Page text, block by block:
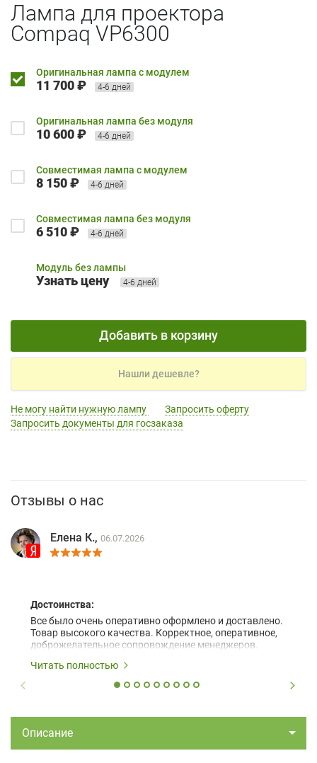
Лампа для проектора
Compaq VP6300
Оригинальная лампа с модулем
11 700 ₽ 4-6 дней
Оригинальная лампа без модуля
10 600 ₽ 4-6 дней
Совместимая лампа с модулем
8 150 ₽ 4-6 дней
Совместимая лампа без модуля
6 510 ₽ 4-6 дней
Модуль без лампы
Узнать цену 4-6 дней
Добавить в корзину
Нашли дешевле?
Не могу найти нужную лампу
Запросить оферту
Запросить документы для госзаказа
Отзывы о нас
Елена К., 06.07.2026
Достоинства:
Все было очень оперативно оформлено и доставлено.
Товар высокого качества. Корректное, оперативное,
доброжелательное сопровождение менеджеров.
Читать полностью
Описание